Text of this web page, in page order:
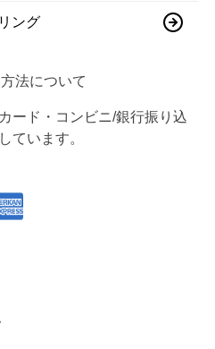
リング
法について
ード・コンビニ/銀行振り込
ています。